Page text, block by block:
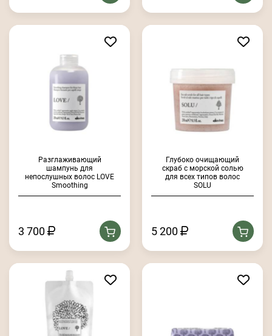
Разглаживающий
шампунь для
непослушных волос LOVE
Smoothing
3 700
Глубоко очищающий
скраб с морской солью
для всех типов волос
SOLU
5 200